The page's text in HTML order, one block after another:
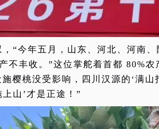
“今年五月，山东、河北、河南
不丰收。”这位掌舵着首都 80%
桃没受影响，四川汉源的‘满山
山’才是正途！”